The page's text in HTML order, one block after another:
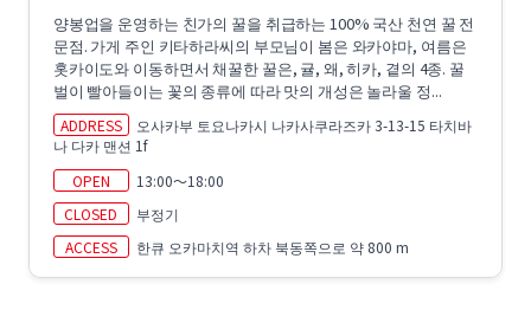
양봉업을 운영하는 친가의 꿀을 취급하는 100% 국산 천연 꿀 전
문점. 가게 주인 키타하라씨의 부모님이 봄은 와카야마, 여름은
홋카이도와 이동하면서 채꿀한 꿀은, 귤, 왜, 히카, 곁의 4종. 꿀
벌이 빨아들이는 꽃의 종류에 따라 맛의 개성은 놀라울 정...
ADDRESS
오사카부 토요나카시 나카사쿠라즈카 3-13-15 타치바
나 다카 맨션 1f
OPEN
13:00～18:00
CLOSED
부정기
ACCESS
한큐 오카마치역 하차 북동쪽으로 약 800 m